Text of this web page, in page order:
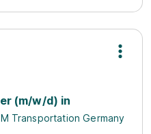
(m/w/d) in
Transportation Germany